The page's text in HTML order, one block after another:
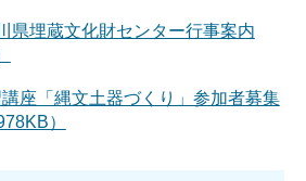
県埋蔵文化財センター行事案内
座「縄文土器づくり」参加者募集
）